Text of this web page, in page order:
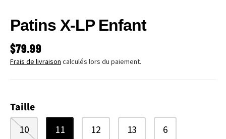
Patins X-LP Enfant
PRIX HABITUEL
$79.99
Frais de livraison calculés lors du paiement.
Taille
10 11 12 13 6